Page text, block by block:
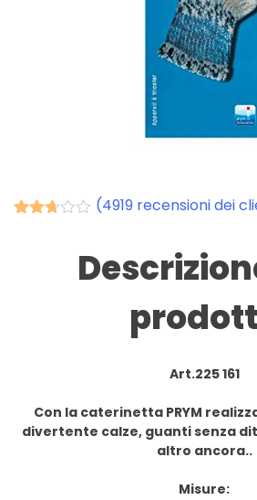
(4919 recensioni dei
Art.225 161
Con la caterinetta PRYM
divertente calze, guanti senza
altro ancora..
Misure: